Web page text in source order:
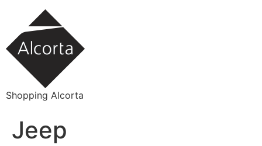
contenido
Shopping Alcorta
Jeep